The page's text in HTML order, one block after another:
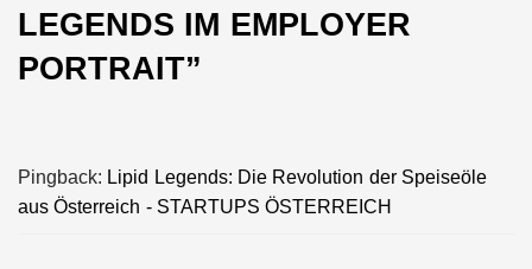
LEGENDS IM EMPLOYER
PORTRAIT”
Pingback: Lipid Legends: Die Revolution der Speiseöle
aus Österreich - STARTUPS ÖSTERREICH